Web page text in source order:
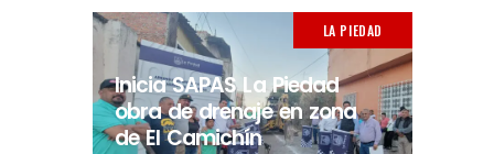
LA PIEDAD
Inicia SAPAS La Piedad
obra de drenaje en zona
de El Camichín